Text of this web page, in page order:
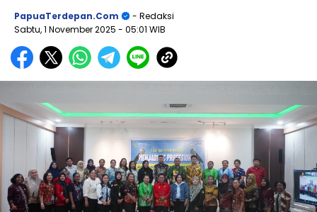
PapuaTerdepan.com
- Redaksi
Sabtu, 1 November 2025 - 05:01 WIB